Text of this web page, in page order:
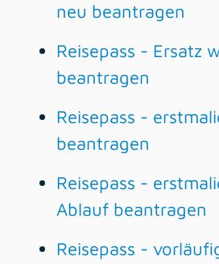
neu beantragen
Reisepass - Ersatz
beantragen
Reisepass -
beantragen
Reisepass -
Ablauf beantragen
Reisepass -